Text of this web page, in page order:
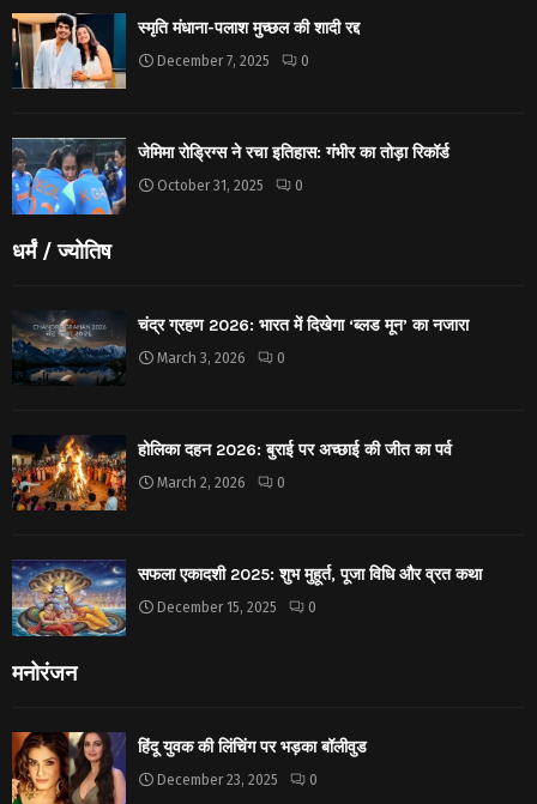
स्मृति मंधाना-पलाश मुच्छल की शादी रद्द
December 7, 2025 0
जेमिमा रोड्रिग्स ने रचा इतिहास: गंभीर का तोड़ा रिकॉर्ड
October 31, 2025 0
धर्मं / ज्योतिष
चंद्र ग्रहण 2026: भारत में दिखेगा ‘ब्लड मून’ का नजारा
March 3, 2026 0
होलिका दहन 2026: बुराई पर अच्छाई की जीत का पर्व
March 2, 2026 0
सफला एकादशी 2025: शुभ मुहूर्त, पूजा विधि और व्रत कथा
December 15, 2025 0
मनोरंजन
हिंदू युवक की लिंचिंग पर भड़का बॉलीवुड
December 23, 2025 0